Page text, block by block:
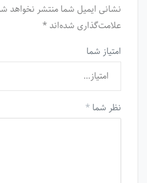
نشانی ایمیل شما منتشر نخواهد
علامت‌گذاری شده‌اند*
امتیاز شما
امتیاز…
نظر شما*